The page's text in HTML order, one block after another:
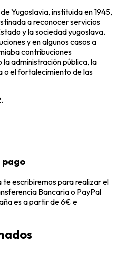
Yugoslavia, instituida en 1945,
a reconocer servicios
y la sociedad yugoslava.
y en algunos casos a
contribuciones
administración pública, la
o el fortalecimiento de las
pago
te escribiremos para realizar el
Bancaria o PayPal
es a partir de 6€ e